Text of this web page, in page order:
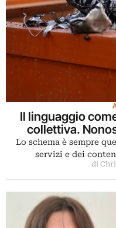
Il linguaggio
collettiva.
Lo schema è sempre
servizi e dei
di